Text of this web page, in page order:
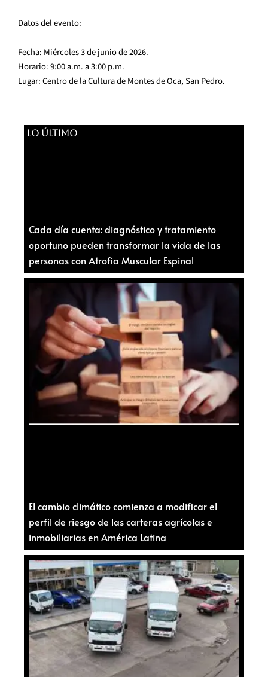
Datos del evento:
Fecha: Miércoles 3 de junio de 2026.
Horario: 9:00 a.m. a 3:00 p.m.
Lugar: Centro de la Cultura de Montes de Oca, San Pedro.
LO ÚLTIMO
Cada día cuenta: diagnóstico y tratamiento
oportuno pueden transformar la vida de las
personas con Atrofia Muscular Espinal
El cambio climático comienza a modificar el
perfil de riesgo de las carteras agrícolas e
inmobiliarias en América Latina